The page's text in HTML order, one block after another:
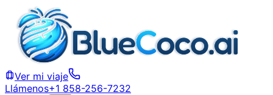
Ver mi viaje
Llámenos+1 858-256-7232